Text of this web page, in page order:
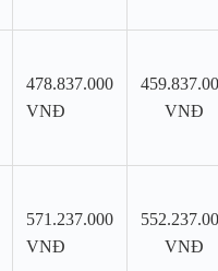
478.837.000
VNĐ
VNĐ
571.237.000
VNĐ
VNĐ